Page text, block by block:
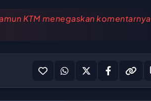
KTM menegaskan komentarnya